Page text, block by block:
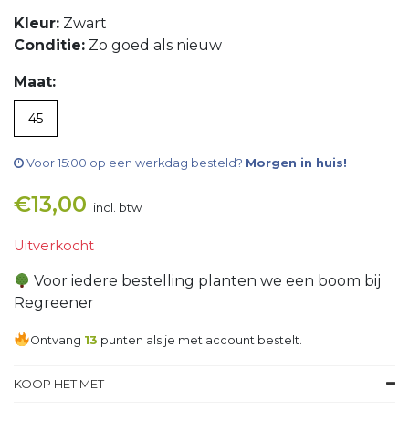
Kleur: Zwart
Conditie: Zo goed als nieuw
Maat:
45
Voor 15:00 op een werkdag besteld? Morgen in huis!
€13,00 incl. btw
Uitverkocht
Voor iedere bestelling planten we een boom bij
Regreener
Ontvang 13 punten als je met account bestelt.
KOOP HET MET